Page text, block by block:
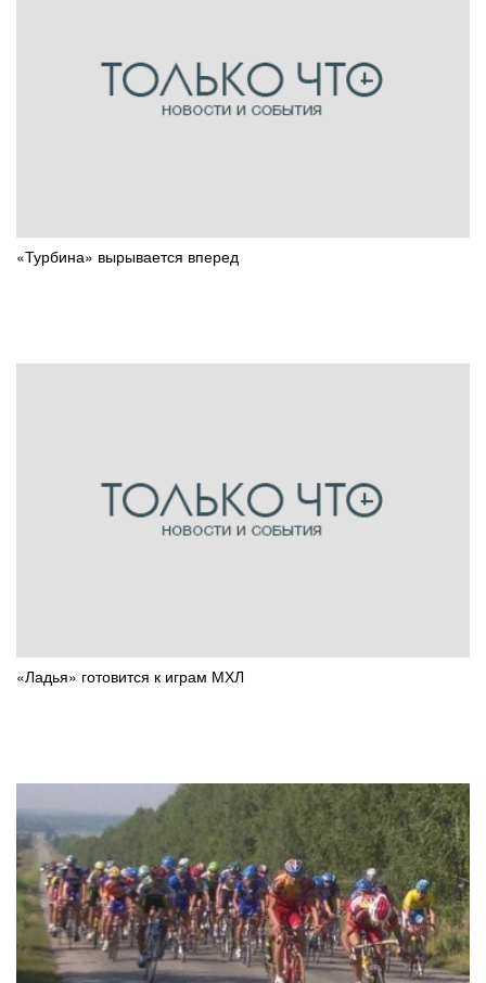
«Турбина» вырывается вперед
«Ладья» готовится к играм МХЛ